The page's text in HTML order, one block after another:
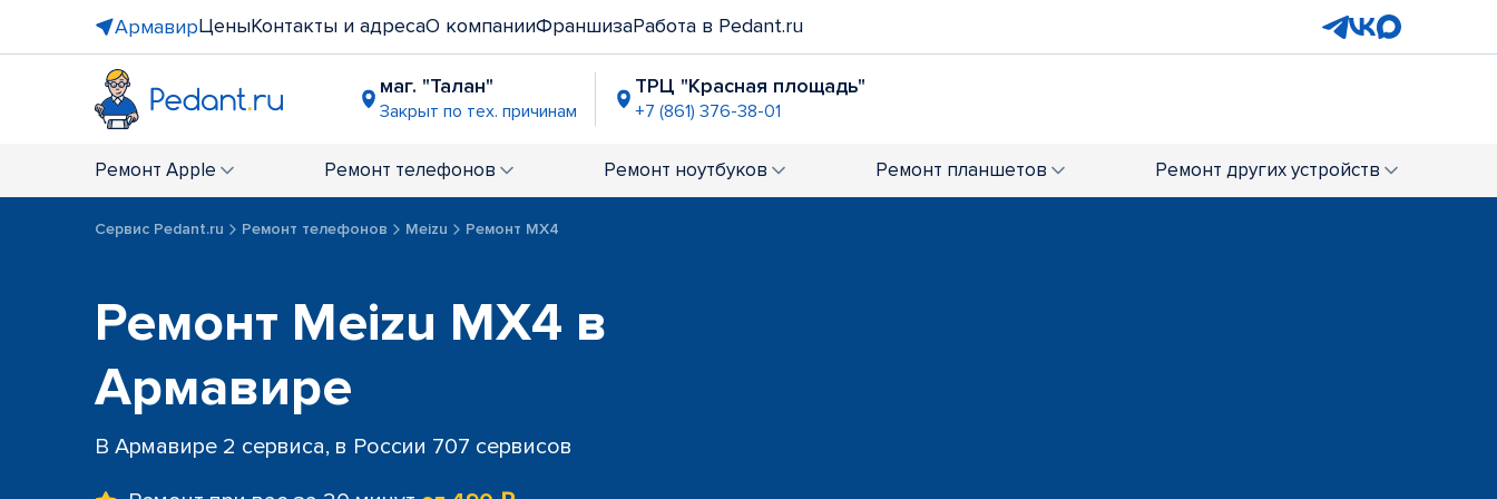
АрмавирЦеныКонтакты и адресаО компанииФраншизаРабота в Pedant.ru
маг. "Талан"
Закрыт по тех. причинам
ТРЦ "Красная площадь"
+7 (861) 376-38-01
Ремонт Apple Ремонт телефонов Ремонт ноутбуков Ремонт планшетов Ремонт других устройств
Сервис Pedant.ru Ремонт телефонов Meizu Ремонт MX4
Ремонт Meizu MX4 в
Армавире
В Армавире 2 сервиса, в России 707 сервисов